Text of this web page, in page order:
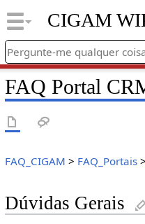
CIGAM
FAQ Portal
FAQ_CIGAM > FAQ_Portais>
Dúvidas Gerais